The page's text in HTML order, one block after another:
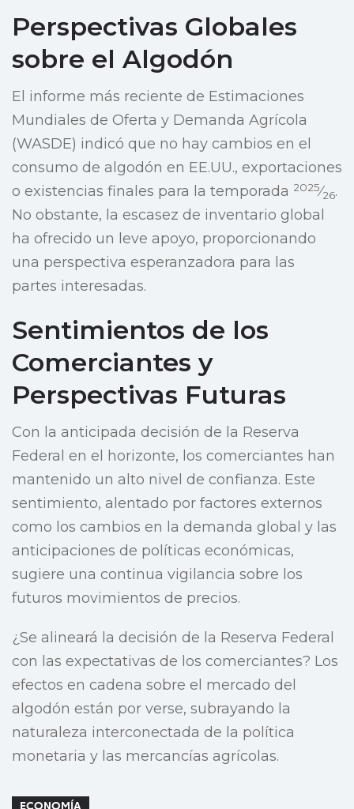
Perspectivas Globales
sobre el Algodón
El informe más reciente de Estimaciones
Mundiales de Oferta y Demanda Agrícola
(WASDE) indicó que no hay cambios en el
consumo de algodón en EE.UU., exportaciones
o existencias finales para la temporada 2025⁄26.
No obstante, la escasez de inventario global
ha ofrecido un leve apoyo, proporcionando
una perspectiva esperanzadora para las
partes interesadas.
Sentimientos de los
Comerciantes y
Perspectivas Futuras
Con la anticipada decisión de la Reserva
Federal en el horizonte, los comerciantes han
mantenido un alto nivel de confianza. Este
sentimiento, alentado por factores externos
como los cambios en la demanda global y las
anticipaciones de políticas económicas,
sugiere una continua vigilancia sobre los
futuros movimientos de precios.
¿Se alineará la decisión de la Reserva Federal
con las expectativas de los comerciantes? Los
efectos en cadena sobre el mercado del
algodón están por verse, subrayando la
naturaleza interconectada de la política
monetaria y las mercancías agrícolas.
ECONOMÍA